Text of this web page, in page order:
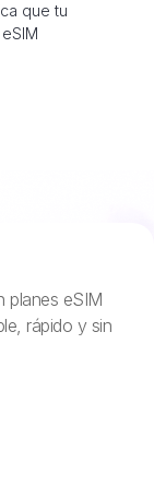
que tu
planes eSIM
rápido y sin